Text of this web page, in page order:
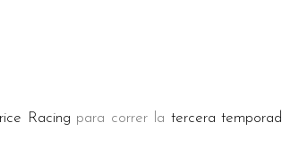
Racing para correr la tercera